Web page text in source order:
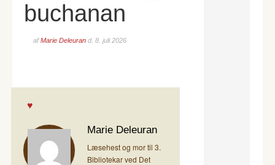
buchanan
afMarie Deleuran d. 8. juli 2026
Marie Deleuran
Læsehest og mor til 3.
Bibliotekar ved Det